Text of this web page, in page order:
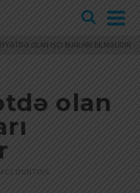
OLAN IŞÇI BUNLARI BILMƏLIDIR
olan